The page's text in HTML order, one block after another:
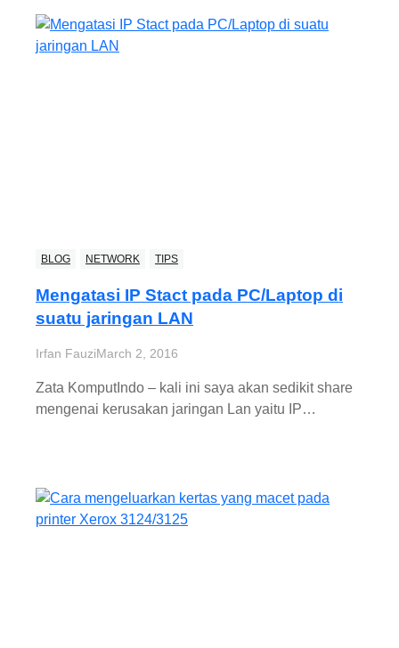
BLOG NETWORK TIPS
Mengatasi IP Stact pada PC/Laptop di
suatu jaringan LAN
Irfan FauziMarch 2, 2016
Zata KomputIndo – kali ini saya akan sedikit share
mengenai kerusakan jaringan Lan yaitu IP…